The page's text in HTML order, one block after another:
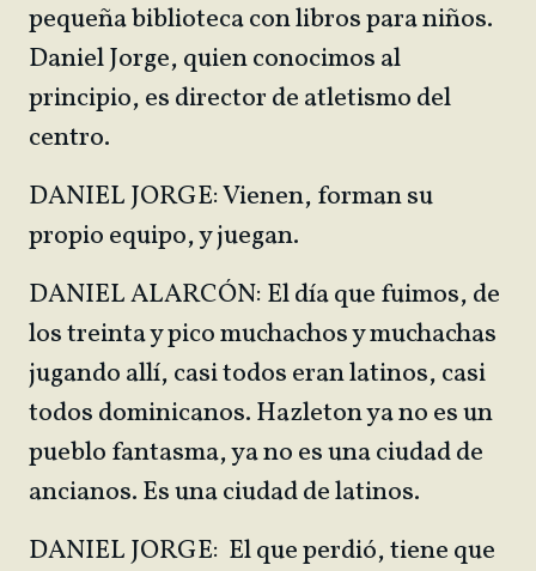
pequeña biblioteca con libros para niños.
Daniel Jorge, quien conocimos al
principio, es director de atletismo del
centro.
DANIEL JORGE: Vienen, forman su
propio equipo, y juegan.
DANIEL ALARCÓN: El día que fuimos, de
los treinta y pico muchachos y muchachas
jugando allí, casi todos eran latinos, casi
todos dominicanos. Hazleton ya no es un
pueblo fantasma, ya no es una ciudad de
ancianos. Es una ciudad de latinos.
DANIEL JORGE: El que perdió, tiene que